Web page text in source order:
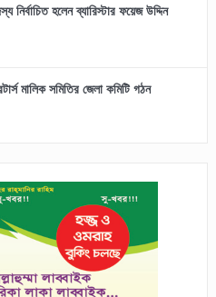
নির্বাচিত হলেন ব্যারিস্টার ফয়েজ উদ্দিন
মালিক সমিতির জেলা কমিটি গঠন